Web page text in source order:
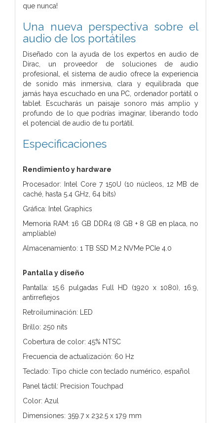
que nunca!
Una nueva perspectiva sobre el
audio de los portátiles
Diseñado con la ayuda de los expertos en audio de
Dirac, un proveedor de soluciones de audio
profesional, el sistema de audio ofrece la experiencia
de sonido más inmersiva, clara y equilibrada que
jamás haya escuchado en una PC, ordenador portátil o
tablet. Escucharás un paisaje sonoro más amplio y
profundo de lo que podrías imaginar, liberando todo
el potencial de audio de tu portátil.
Especificaciones
Rendimiento y hardware
Procesador: Intel Core 7 150U (10 núcleos, 12 MB de
caché, hasta 5.4 GHz, 64 bits)
Gráfica: Intel Graphics
Memoria RAM: 16 GB DDR4 (8 GB + 8 GB en placa, no
ampliable)
Almacenamiento: 1 TB SSD M.2 NVMe PCIe 4.0
Pantalla y diseño
Pantalla: 15.6 pulgadas Full HD (1920 x 1080), 16:9,
antirreflejos
Retroiluminación: LED
Brillo: 250 nits
Cobertura de color: 45% NTSC
Frecuencia de actualización: 60 Hz
Teclado: Tipo chicle con teclado numérico, español
Panel táctil: Precision Touchpad
Color: Azul
Dimensiones: 359.7 x 232.5 x 17.9 mm